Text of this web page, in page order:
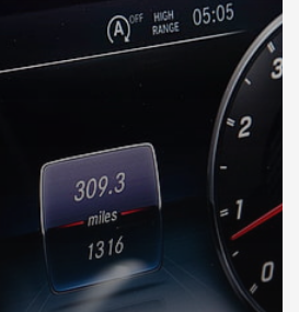
INSPECTION AUTO en Australie